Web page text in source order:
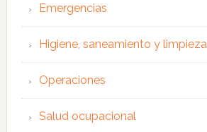
Emergencias
Higiene, saneamiento y limpieza
Operaciones
Salud ocupacional